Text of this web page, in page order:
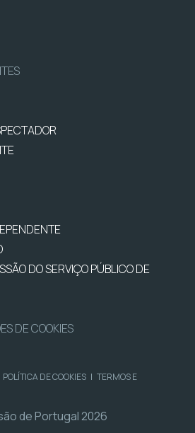
DO SERVIÇO PÚBLICO DE
DE COOKIES
POLÍTICA DE COOKIES | TERMOS E
de Portugal 2026